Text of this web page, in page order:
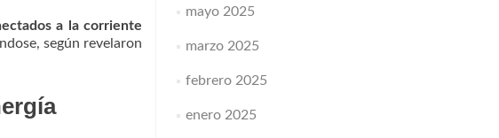
a la corriente
según revelaron
mayo 2025
marzo 2025
febrero 2025
enero 2025